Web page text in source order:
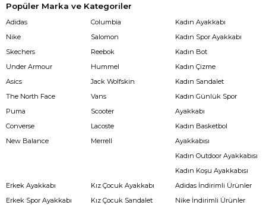
Popüler Marka ve Kategoriler
Adidas
Nike
Skechers
Under Armour
Asics
The North Face
Puma
Converse
New Balance
Columbia
Salomon
Reebok
Hummel
Jack Wolfskin
Vans
Scooter
Lacoste
Merrell
Kadın Ayakkabı
Kadın Spor Ayakkabı
Kadın Bot
Kadın Çizme
Kadın Sandalet
Kadın Günlük Spor
Ayakkabı
Kadın Basketbol
Ayakkabısı
Kadın Outdoor Ayakkabısı
Kadın Koşu Ayakkabısı
Erkek Ayakkabı
Erkek Spor Ayakkabı
Kız Çocuk Ayakkabı
Kız Çocuk Sandalet
Adidas İndirimli Ürünler
Nike İndirimli Ürünler